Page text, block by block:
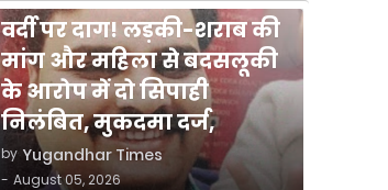
वर्दी पर दाग! लड़की-शराब की
मांग और महिला से बदसलूकी
के आरोप में दो सिपाही
निलंबित, मुकदमा दर्ज,
by Yugandhar Times
- August 05, 2026